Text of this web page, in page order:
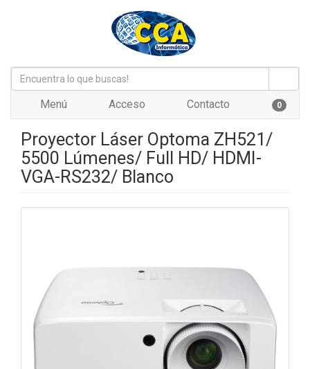
Menú Acceso Contacto 0
Proyector Láser Optoma ZH521/
5500 Lúmenes/ Full HD/ HDMI-
VGA-RS232/ Blanco